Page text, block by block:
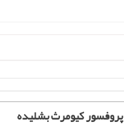
پروفسور کیومرث بشلیده